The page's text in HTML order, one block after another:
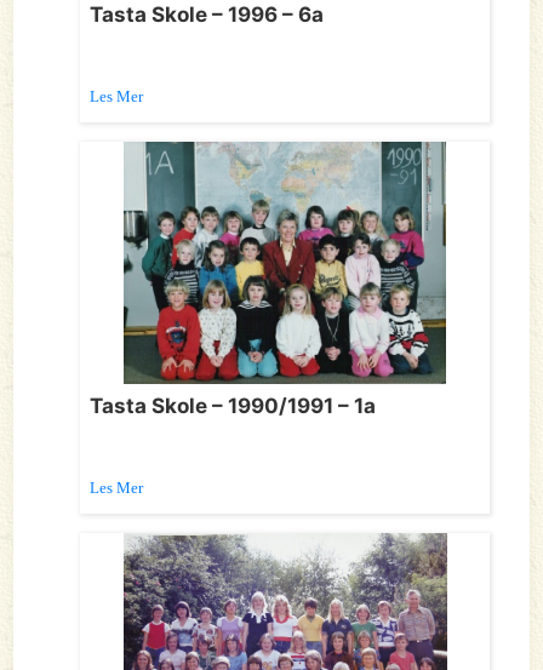
Tasta Skole – 1996 – 6a
Les Mer
Tasta Skole – 1990/1991 – 1a
Les Mer